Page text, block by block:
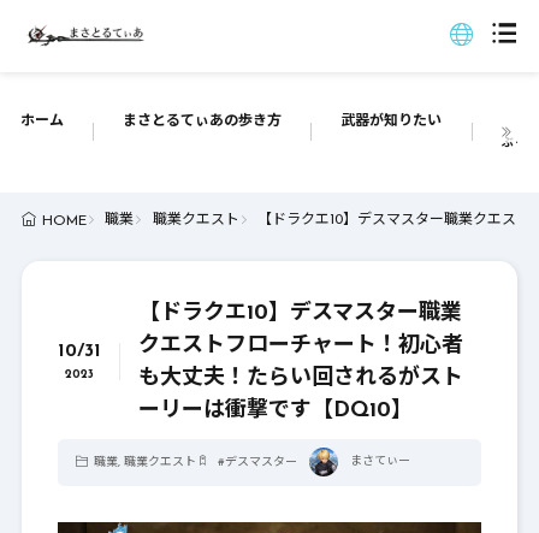
ホーム まさとるてぃあの歩き方 武器が知りたい
ぶっ
HOME 職業 職業クエスト 【ドラクエ10】デスマスター職業クエス
10/31
2023
【ドラクエ10】デスマスター職業
クエストフローチャート！初心者
も大丈夫！たらい回されるがスト
ーリーは衝撃です【DQ10】
職業, 職業クエスト #デスマスター まさてぃー